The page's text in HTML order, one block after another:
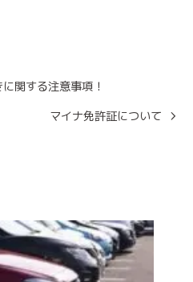
関する注意事項！
マイナ免許証について